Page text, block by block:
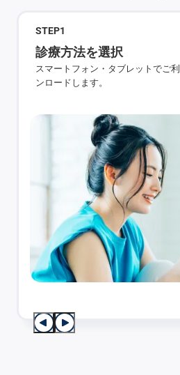
STEP1
診療方法を選択
スマートフォン・タブレットでご
ンロードします。